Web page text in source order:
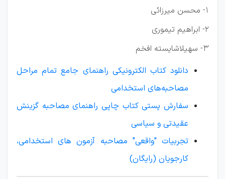
1- محسن میرزائی
2- ابراهیم تیموری
3- سهیلا‌شایسته افخم
دانلود کتاب الکترونیکی راهنمای جامع تمام مراحل
مصاحبه‌های استخدامی
سفارش پستی کتاب چاپی راهنمای مصاحبه گزینش
عقیدتی و سیاسی
تجربیات "واقعی" مصاحبه آزمون های استخدامی،
کارجویان (رایگان)